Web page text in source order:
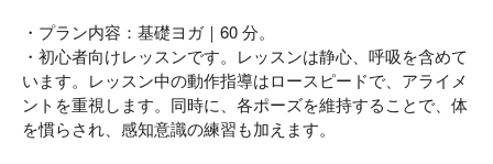
・プラン内容：基礎ヨガ｜60 分。
・初心者向けレッスンです。レッスンは静心、呼吸を含めて
います。レッスン中の動作指導はロースピードで、アライメ
ントを重視します。同時に、各ポーズを維持することで、体
を慣らされ、感知意識の練習も加えます。